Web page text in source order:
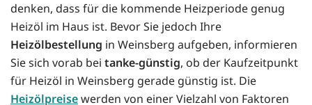
denken, dass für die kommende Heizperiode genug
Heizöl im Haus ist. Bevor Sie jedoch Ihre
Heizölbestellung in Weinsberg aufgeben, informieren
Sie sich vorab bei tanke-günstig, ob der Kaufzeitpunkt
für Heizöl in Weinsberg gerade günstig ist. Die
Heizölpreisewerden von einer Vielzahl von Faktoren